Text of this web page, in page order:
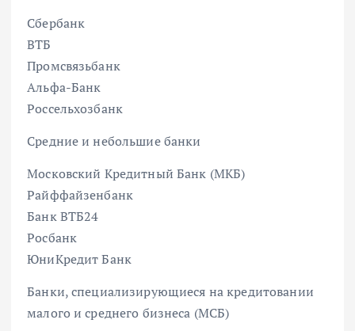
Сбербанк
ВТБ
Промсвязьбанк
Альфа-Банк
Россельхозбанк
Средние и небольшие банки
Московский Кредитный Банк (МКБ)
Райффайзенбанк
Банк ВТБ24
Росбанк
ЮниКредит Банк
Банки, специализирующиеся на кредитовании
малого и среднего бизнеса (МСБ)